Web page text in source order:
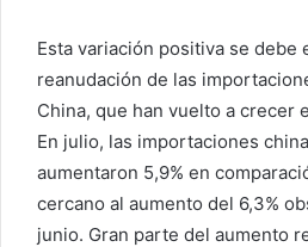
Esta variación positiva se debe
reanudación de las
China, que han vuelto a crecer
En julio, las importaciones
aumentaron 5,9% en
cercano al aumento del 6,3%
junio. Gran parte del aumento